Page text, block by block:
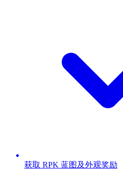
获取 RPK 蓝图及外观奖励